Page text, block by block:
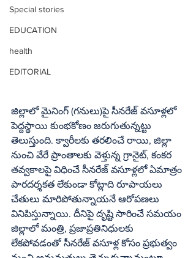
Special stories
EDUCATION
health
EDITORIAL
జిల్లాలో మైనింగ్‌ (గనులు)పై సీనరేజ్‌ వసూళ్లలో
పెద్దస్థాయి కుంభకోణం జరుగుతున్నట్టు
తెలుస్తుంది. క్వారీలకు తరలించే రాయి, జిల్లా
నుంచి వేరే ప్రాంతాలకు వెళ్తున్న గ్రానైట్‌, కంకర
తవ్వకాలపై విధించే సీనరేజ్‌ వసూళ్లలో ఏమాత్రం
పారదర్శకత లేకుండా కోట్లాది రూపాయలు
చేతులు మారిపోతున్నాయనే ఆరోపణలు
వినిపిస్తున్నాయి. దీనిపై దృష్టి సారించే సమయం
జిల్లాలో మంత్రి, ప్రజాప్రతినిధులకు
లేకపోవడంతో సీనరేజ్‌ వసూళ్ల కోసం ప్రభుత్వం